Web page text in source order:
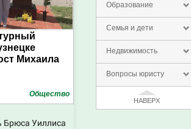
Образование
Семья и дети
Недвижимость
Вопросы юристу
НАВЕРХ
Михаила
Общество
Брюса Уиллиса